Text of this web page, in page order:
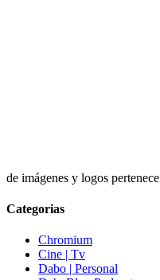
de imágenes y logos
Categorias
Chromium
Cine | Tv
Dabo | Personal